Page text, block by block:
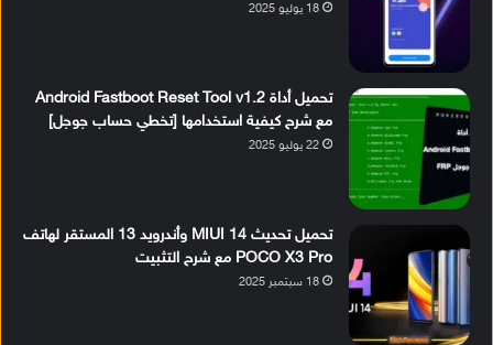
18 يوليو 2025
تحميل أداة Android Fastboot Reset Tool v1.2
مع شرح كيفية استخدامها [تخطي حساب جوجل]
22 يوليو 2025
تحميل تحديث MIUI 14 وأندرويد 13 المستقر لهاتف
POCO X3 Pro مع شرح التثبيت
18 سبتمبر 2025